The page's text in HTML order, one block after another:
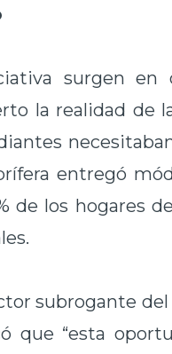
surgen en
la realidad de
entregó
de los hogares
subrogante
que “esta